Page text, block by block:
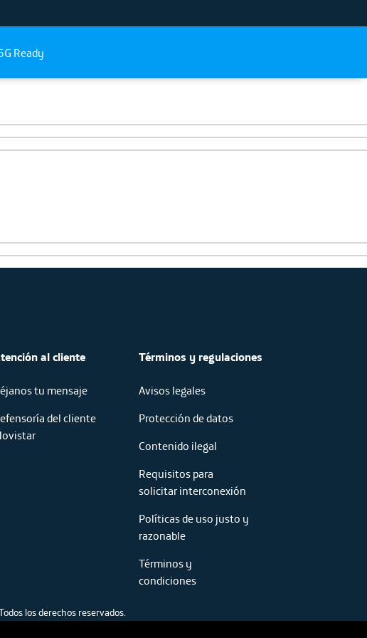
Ready
al cliente
tu mensaje
del cliente
Términos y regulaciones
Avisos legales
Protección de datos
Contenido ilegal
Requisitos para
solicitar interconexión
Políticas de uso justo y
razonable
Términos y
condiciones
los derechos reservados.